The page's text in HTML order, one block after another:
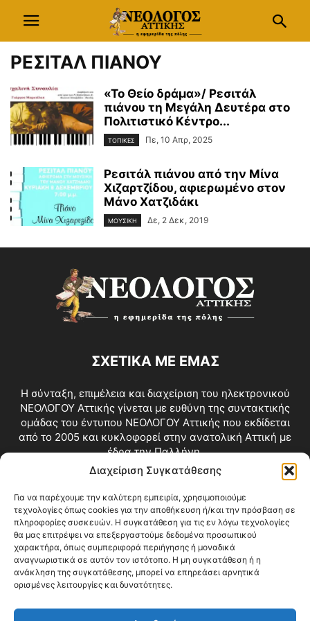
Διαχείριση Συγκατάθεσης
Για να παρέχουμε την καλύτερη εμπειρία, χρησιμοποιούμε
τεχνολογίες όπως cookies για την αποθήκευση ή/και την πρόσβαση σε
πληροφορίες συσκευών. Η συγκατάθεση για τις εν λόγω τεχνολογίες
θα μας επιτρέψει να επεξεργαστούμε δεδομένα προσωπικού
χαρακτήρα, όπως συμπεριφορά περιήγησης ή μοναδικά
αναγνωριστικά σε αυτόν τον ιστότοπο. Η μη συγκατάθεση ή η
ανάκληση της συγκατάθεσης, μπορεί να επηρεάσει αρνητικά
ορισμένες λειτουργίες και δυνατότητες.
ΡΕΣΙΤΑΛ ΠΙΑΝΟΥ
«Το Θείο δράμα»/ Ρεσιτάλ
πιάνου τη Μεγάλη Δευτέρα στο
Πολιτιστικό Κέντρο...
ΤΟΠΙΚΕΣ Πε, 10 Απρ, 2025
Ρεσιτάλ πιάνου από την Μίνα
Χιζαρτζίδου, αφιερωμένο στον
Μάνο Χατζιδάκι
ΜΟΥΣΙΚΗ Δε, 2 Δεκ, 2019
ΣΧΕΤΙΚΑ ΜΕ ΕΜΑΣ
Η σύνταξη, επιμέλεια και διαχείριση του ηλεκτρονικού
ΝΕΟΛΟΓΟΥ Αττικής γίνεται με ευθύνη της συντακτικής
ομάδας του έντυπου ΝΕΟΛΟΓΟΥ Αττικής που εκδίδεται
από το 2005 και κυκλοφορεί στην ανατολική Αττική με
έδρα την Παλλήνη.
Επικοινωνία:info@neologosattikis.gr
ΑΚΟΛΟΥΘΗΣΕ ΜΑΣ